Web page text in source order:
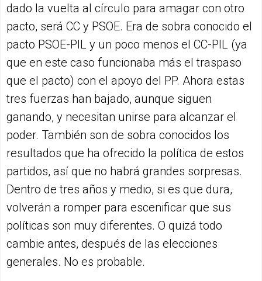
dado la vuelta al círculo para amagar con otro
pacto, será CC y PSOE. Era de sobra conocido el
pacto PSOE-PIL y un poco menos el CC-PIL (ya
que en este caso funcionaba más el traspaso
que el pacto) con el apoyo del PP. Ahora estas
tres fuerzas han bajado, aunque siguen
ganando, y necesitan unirse para alcanzar el
poder. También son de sobra conocidos los
resultados que ha ofrecido la política de estos
partidos, así que no habrá grandes sorpresas.
Dentro de tres años y medio, si es que dura,
volverán a romper para escenificar que sus
políticas son muy diferentes. O quizá todo
cambie antes, después de las elecciones
generales. No es probable.